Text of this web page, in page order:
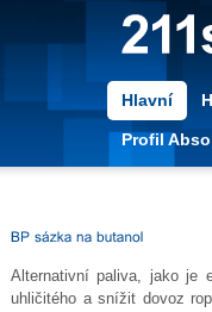
Hlavní
Profil
Alternativní paliva, jako je
uhličitého a snížit dovoz